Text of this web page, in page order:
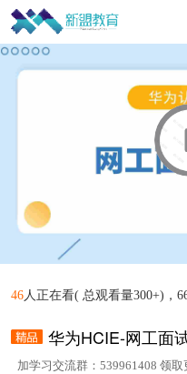
46人正在看( 总观看量300+)，
华为HCIE-网工面
加学习交流群：539961408 领